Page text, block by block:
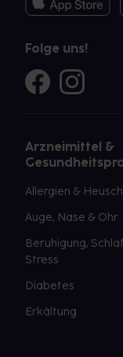
Folge uns!
Arzneimittel &
Allergien &
Auge, Nase & Ohr
Beruhigung,
Stress
Diabetes
Erkältung